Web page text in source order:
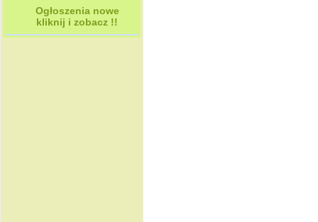
Ogłoszenia nowe
kliknij i zobacz !!